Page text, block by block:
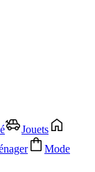
Jouets
Mode